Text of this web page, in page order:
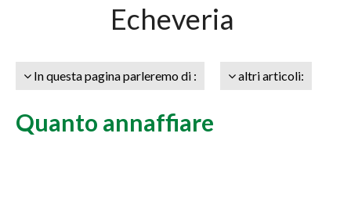
Echeveria
In questa pagina parleremo di : altri articoli:
Quanto annaffiare